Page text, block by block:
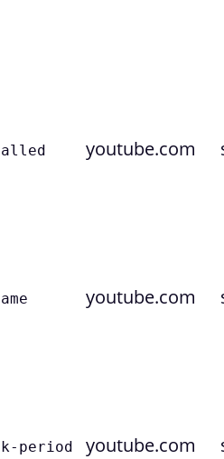
youtube.com
youtube.com
period youtube.com